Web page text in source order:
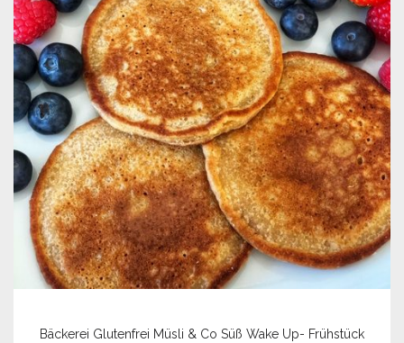
Bäckerei Glutenfrei Müsli & Co Süß Wake Up- Frühstück